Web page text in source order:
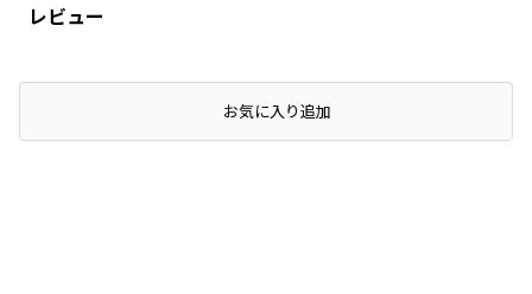
レビュー
お気に入り追加